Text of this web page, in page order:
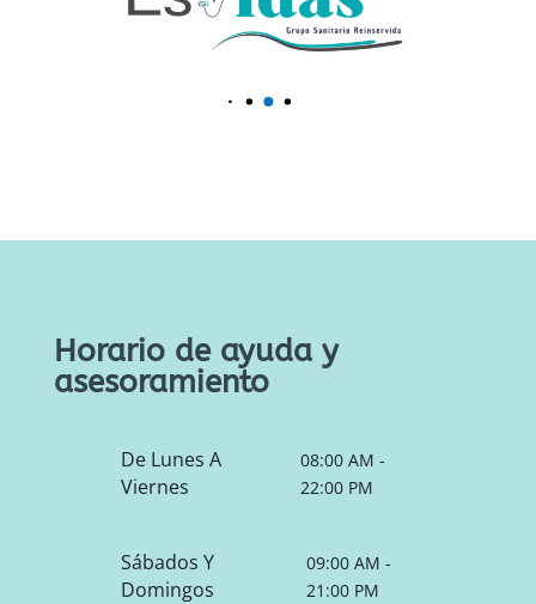
Horario de ayuda y
asesoramiento
De Lunes A
Viernes
08:00 AM -
22:00 PM
Sábados Y
Domingos
09:00 AM -
21:00 PM